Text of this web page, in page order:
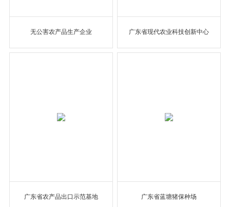
无公害农产品生产企业 广东省现代农业科技创新中心
广东省农产品出口示范基地 广东省蓝塘猪保种场